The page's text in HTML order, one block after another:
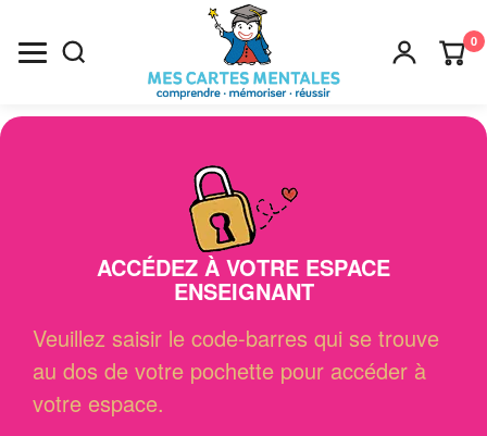
0
Recherche
ACCÉDEZ À VOTRE ESPACE
ENSEIGNANT
Veuillez saisir le code-barres qui se trouve
au dos de votre pochette pour accéder à
votre espace.